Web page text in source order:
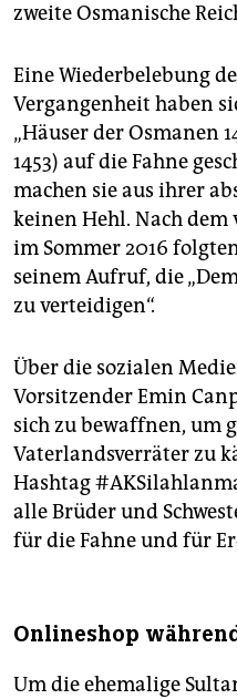
zweite Osmanische
Eine Wiederbelebung
Vergangenheit haben
„Häuser der Osmanen
1453) auf die Fahne
machen sie aus ihrer
keinen Hehl. Nach
im Sommer 2016
seinem Aufruf, die
zu verteidigen“.
Über die sozialen
Vorsitzender Emin
sich zu bewaffnen, um
Vaterlandsverräter zu
Hashtag
alle Brüder und
für die Fahne und für
Onlineshop
Um die ehemalige